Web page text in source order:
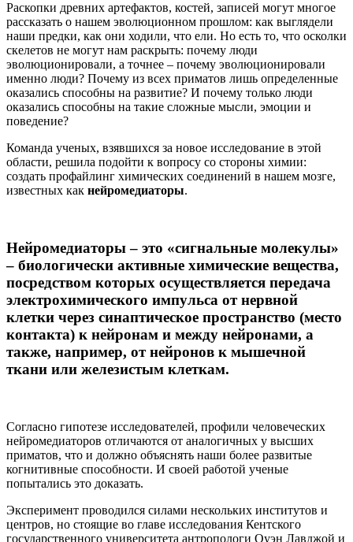
Раскопки древних артефактов, костей, записей могут многое
рассказать о нашем эволюционном прошлом: как выглядели
наши предки, как они ходили, что ели. Но есть то, что осколки
скелетов не могут нам раскрыть: почему люди
эволюционировали, а точнее – почему эволюционировали
именно люди? Почему из всех приматов лишь определенные
оказались способны на развитие? И почему только люди
оказались способны на такие сложные мысли, эмоции и
поведение?
Команда ученых, взявшихся за новое исследование в этой
области, решила подойти к вопросу со стороны химии:
создать профайлинг химических соединений в нашем мозге,
известных как нейромедиаторы.
Нейромедиаторы – это «сигнальные молекулы»
– биологически активные химические вещества,
посредством которых осуществляется передача
электрохимического импульса от нервной
клетки через синаптическое пространство (место
контакта) к нейронам и между нейронами, а
также, например, от нейронов к мышечной
ткани или железистым клеткам.
Согласно гипотезе исследователей, профили человеческих
нейромедиаторов отличаются от аналогичных у высших
приматов, что и должно объяснять наши более развитые
когнитивные способности. И своей работой ученые
попытались это доказать.
Эксперимент проводился силами нескольких институтов и
центров, но стоящие во главе исследования Кентского
государственного университета антропологи Оуэн Лавджой и